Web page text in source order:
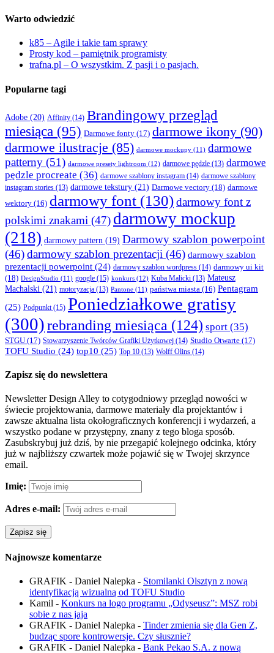
Warto odwiedzić
k85 – Agile i takie tam sprawy
Prosty kod – pamiętnik programisty
trafna.pl – O wszystkim. Z pasji i o pasjach.
Popularne tagi
Adobe (20) Affinity (14) Brandingowy przegląd
miesiąca (95) Darmowe fonty (17) darmowe ikony (90)
darmowe ilustracje (85) darmowe mockupy (11) darmowe
patterny (51) darmowe presety lightroom (12) darmowe pędzle (13) darmowe
pędzle procreate (36) darmowe szablony instagram (14) darmowe szablony
instagram stories (13) darmowe tekstury (21) Darmowe vectory (18) darmowe
wektory (16) darmowy font (130)darmowy font z
polskimi znakami (47) darmowy mockup
(218) darmowy pattern (19) Darmowy szablon powerpoint
(46)darmowy szablon prezentacji (46) darmowy szablon
prezentacji powerpoint (24) darmowy szablon wordpress (14) darmowy ui kit
(18) DesignStudio (11) google (15) konkurs (12) Kuba Malicki (13) Mateusz
Machalski (21) motoryzacja (13) Pantone (11) państwa miasta (16) Pentagram
(25) Podpunkt(15) Poniedziałkowe gratisy
(300)rebranding miesiąca (124) sport (35)
STGU (17) Stowarzyszenie Twórców Grafiki Użytkowej (14) Studio Otwarte (17)
TOFU Studio (24) top10 (25) Top 10 (13) Wolff Olins (14)
Zapisz się do newslettera
Newsletter Design Alley to cotygodniowy przegląd nowości w
świecie projektowania, darmowe materiały dla projektantów i
zawsze aktualna lista okołograficznych konferencji i wydarzeń, a
wszystko podane w przystępny, znany z tego bloga sposób.
Zasubskrybuj już dziś, by nie przegapić kolejnego odcinka, który
już w najbliższy czwartek może pojawić się w Twojej skrzynce
email.
Imię:
Adres e-mail:
Najnowsze komentarze
GRAFIK - Daniel Nalepka - Stomilanki Olsztyn z nową
identyfikacją wizualną od TOFU Studio
Kamil - Konkurs na logo programu „Odyseusz”: MSZ robi
sobie z nas jaja
GRAFIK - Daniel Nalepka - Tinder zmienia się dla Gen Z,
budząc spore kontrowersje. Czy słusznie?
GRAFIK - Daniel Nalepka - Bank Pekao S.A. z nową